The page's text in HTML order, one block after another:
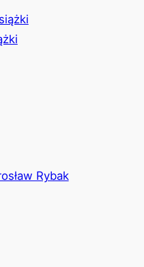
Rybak